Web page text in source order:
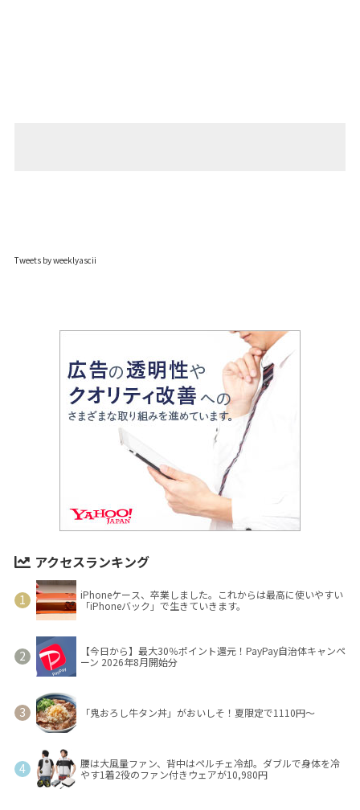
Tweets by weeklyascii
アクセスランキング
iPhoneケース、卒業しました。これからは最高に使いやすい
「iPhoneバック」で生きていきます。
【今日から】最大30％ポイント還元！PayPay自治体キャンペ
ーン 2026年8月開始分
「鬼おろし牛タン丼」がおいしそ！夏限定で1110円～
腰は大風量ファン、背中はペルチェ冷却。ダブルで身体を冷
やす1着2役のファン付きウェアが10,980円